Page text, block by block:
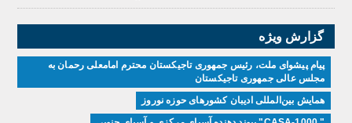
گزارش ویژه
پیام پیشوای ملت، رئیس جمهوری تاجیکستان محترم امامعلی رحمان به
مجلس عالی جمهوری تاجیکستان
همایش بین‌المللی ادیبان کشور‌های حوزه نوروز